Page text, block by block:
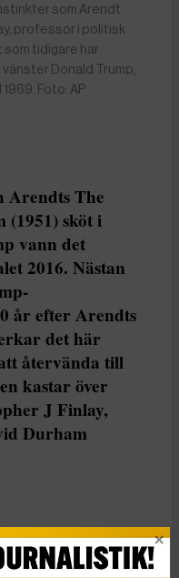
som Arendt
professor i politisk
som tidigare har
Donald Trump,
Foto: AP
Arendts The
(1951) sköt i
vann det
2016. Nästan
år efter Arendts
det här
återvända till
kastar över
J Finlay,
Durham